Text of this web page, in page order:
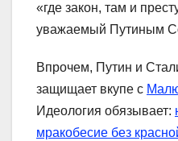
«где закон, там и
уважаемый Путиным
Впрочем, Путин и
защищает вкупе с
Идеология обязывает:
мракобесие без